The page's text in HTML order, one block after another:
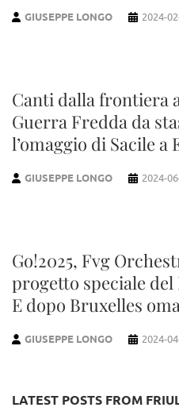
GIUSEPPE LONGO 2024-
Canti dalla frontiera
Guerra Fredda da
l’omaggio di Sacile a
GIUSEPPE LONGO 2024-
Go!2025, Fvg
progetto speciale
E dopo Bruxelles
GIUSEPPE LONGO 2024-
LATEST POSTS FROM